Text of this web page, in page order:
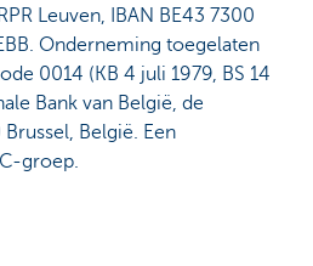
Leuven, IBAN BE43 7300
Onderneming toegelaten
0014 (KB 4 juli 1979, BS 14
Bank van België, de
België. Een
groep.